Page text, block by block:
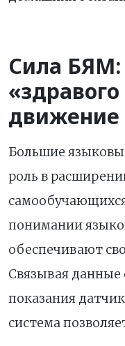
Сила БЯМ:
движение
Большие
роль в
понимании
обеспечивают
Связывая
показания
система